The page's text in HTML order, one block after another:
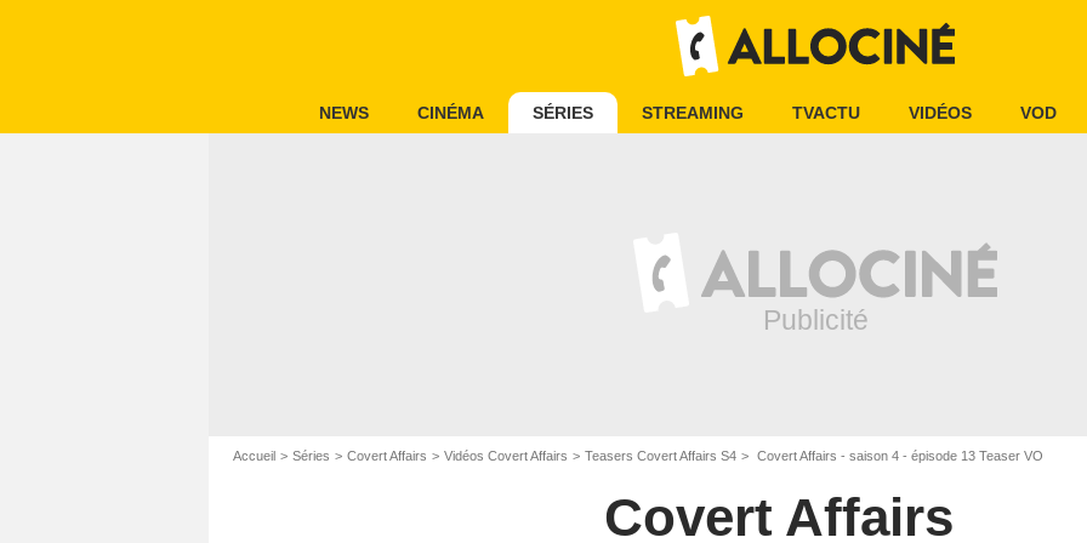
NEWS CINÉMA SÉRIES STREAMING TVACTU VIDÉOS VOD
Accueil Séries Covert Affairs Vidéos Covert Affairs Teasers Covert Affairs S4 Covert Affairs - saison 4 - épisode 13 Teaser VO
Covert Affairs